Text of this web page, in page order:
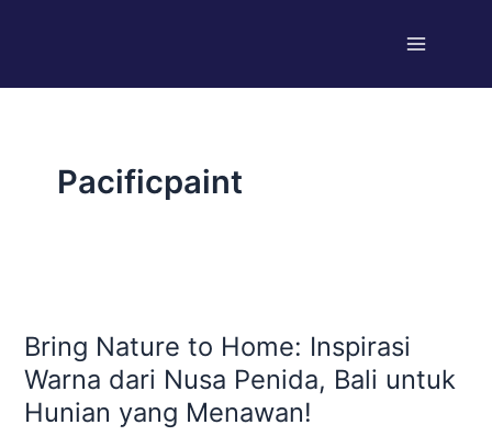
Pacificpaint
Bring Nature to Home: Inspirasi
Warna dari Nusa Penida, Bali untuk
Hunian yang Menawan!
to
Home:
Inspirasi
Warna